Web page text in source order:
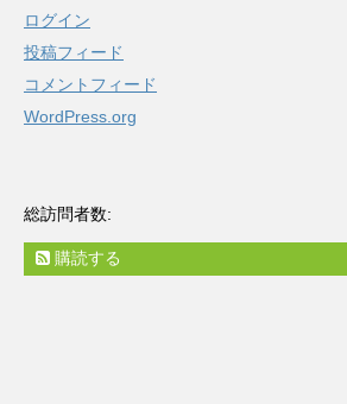
ログイン
投稿フィード
コメントフィード
WordPress.org
総訪問者数:
購読する